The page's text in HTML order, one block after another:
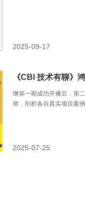
2025-09-17
《CBI 技术有聊》
继第一期成功开播后，第
师，剖析各自真实项目案
2025-07-25